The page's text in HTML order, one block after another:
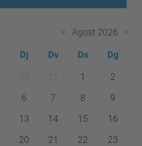
Agost 2026
Dj Dv Ds Dg
30 31 1
2
6 7 8
9
13 14 15
16
20 21 22
23